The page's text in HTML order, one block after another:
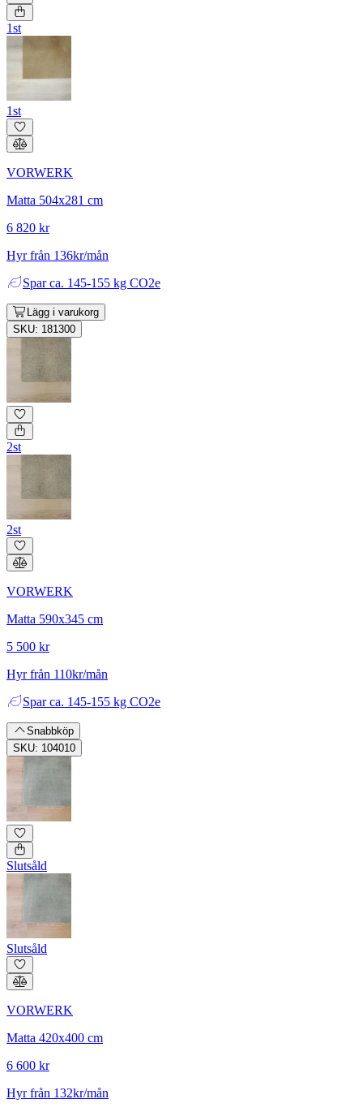
1st
1st
VORWERK
Matta 504x281 cm
6 820 kr
Hyr från 136kr/mån
Spar ca. 145-155 kg CO2e
Lägg i varukorg
SKU: 181300
2st
2st
VORWERK
Matta 590x345 cm
5 500 kr
Hyr från 110kr/mån
Spar ca. 145-155 kg CO2e
Snabbköp
SKU: 104010
Slutsåld
Slutsåld
VORWERK
Matta 420x400 cm
6 600 kr
Hyr från 132kr/mån